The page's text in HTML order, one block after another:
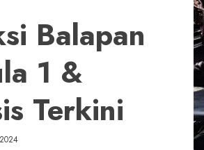
Balapan
1 &
Terkini